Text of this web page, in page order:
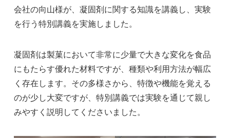
会社の向山様が、凝固剤に関する知識を講義し、実験
を行う特別講義を実施しました。
凝固剤は製菓において非常に少量で大きな変化を食品
にもたらす優れた材料ですが、種類や利用方法が幅広
く存在します。その多様さから、特徴や機能を覚える
のが少し大変ですが、特別講義では実験を通じて親し
みやすく説明してくださいました。